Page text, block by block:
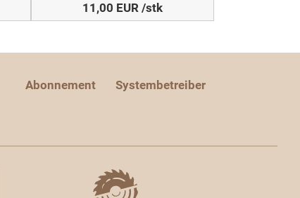
11,00 EUR /stk
Abonnement Systembetreiber